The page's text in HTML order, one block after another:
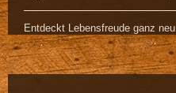
Entdeckt Lebensfreude ganz neu.